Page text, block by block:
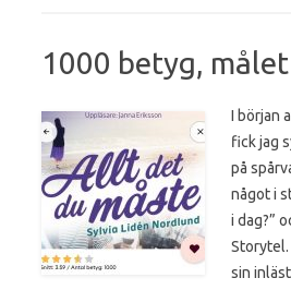
1000 betyg,
I början
fick jag
på
något i
i dag?”
Storytel.
sin